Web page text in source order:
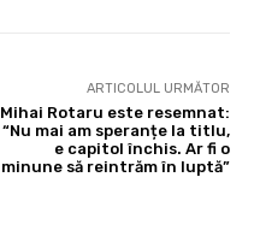
ARTICOLUL URMĂTOR
Mihai Rotaru este resemnat:
“Nu mai am speranțe la titlu,
e capitol închis. Ar fi o
minune să reintrăm în luptă”